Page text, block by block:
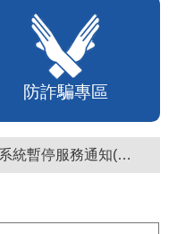
防詐騙專區
【停機公告】本府為民服務系統暫停服務通知(停止服務時間：115年8月6日17時至19時)